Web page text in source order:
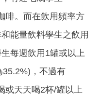
啡。而在飲用頻率方
能量飲料學生之飲用
每週飲用1罐或以上
35.2%)，不過有
或天天喝2杯/罐以上